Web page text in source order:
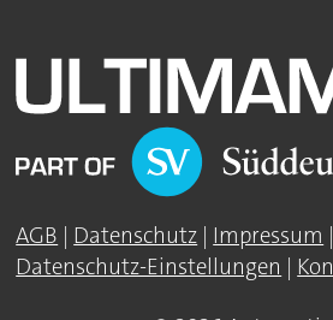
AGB | Datenschutz | Impressum |
Datenschutz-Einstellungen |